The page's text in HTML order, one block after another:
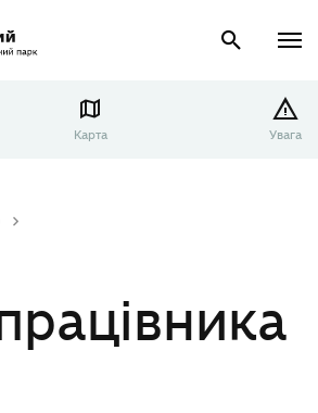
Карта Увага